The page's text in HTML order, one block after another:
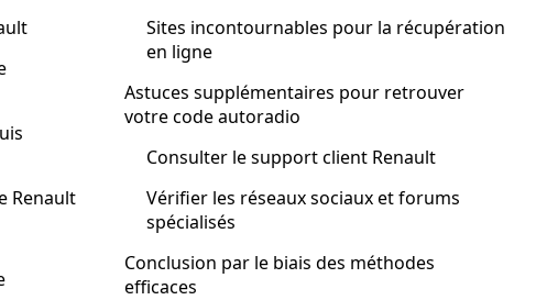
Renault
Sites incontournables pour la récupération
en ligne
Astuces supplémentaires pour retrouver
votre code autoradio
Consulter le support client Renault
Vérifier les réseaux sociaux et forums
spécialisés
Conclusion par le biais des méthodes
efficaces